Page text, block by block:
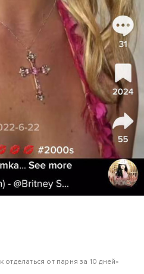
от парня за 10 дней»